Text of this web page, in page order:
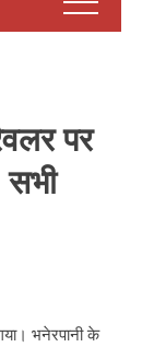
पर
सभी
भनेरपानी के